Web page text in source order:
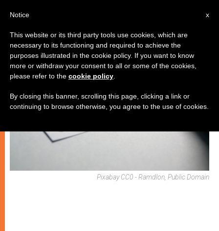
SPIRITUALITÀ E PREGHIERA
Pixabay CC0 - Ramdlon, Public Domain
x
Notice
This website or its third party tools use cookies, which are
necessary to its functioning and required to achieve the
purposes illustrated in the cookie policy. If you want to know
more or withdraw your consent to all or some of the cookies,
please refer to the cookie policy
By closing this banner, scrolling this page, clicking a link or
continuing to browse otherwise, you agree to the use of cookies.